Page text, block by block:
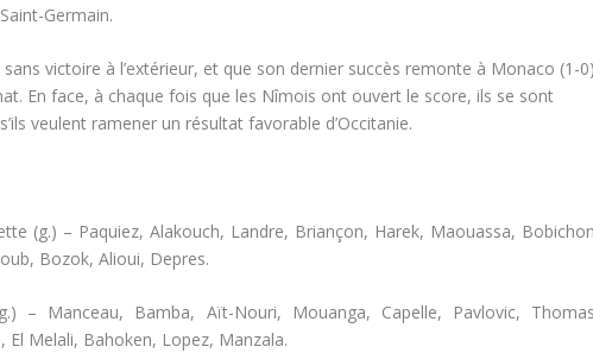
Germain.
victoire à l’extérieur, et que son dernier succès remonte à Monaco (1-
En face, à chaque fois que les Nîmois ont ouvert le score, ils se sont
veulent ramener un résultat favorable d’Occitanie.
(g.) – Paquiez, Alakouch, Landre, Briançon, Harek, Maouassa,
Bozok, Alioui, Depres.
– Manceau, Bamba, Aït-Nouri, Mouanga, Capelle, Pavlovic,
Melali, Bahoken, Lopez, Manzala.